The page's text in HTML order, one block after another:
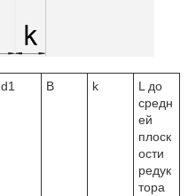
d1 В k
L до
средн
ей
плоск
ости
редук
тора